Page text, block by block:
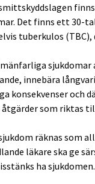
Det finns ett 30-
tuberkulos
sjukdomar
innebära
konsekvenser och
som riktas
räknas som
läkare ska ge
ha sjukdomen.